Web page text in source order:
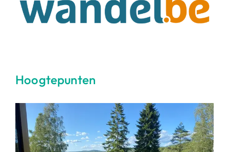
Hoogtepunten